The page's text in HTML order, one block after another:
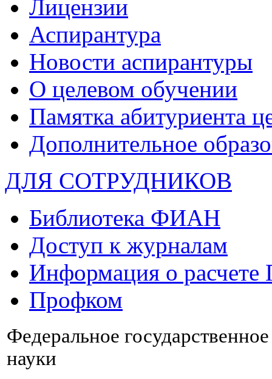
Лицензии
Аспирантура
Новости аспирантуры
О целевом обучении
Памятка абитуриента
Дополнительное
ДЛЯ СОТРУДНИКОВ
Библиотека ФИАН
Доступ к журналам
Информация о
Профком
Федеральное
науки